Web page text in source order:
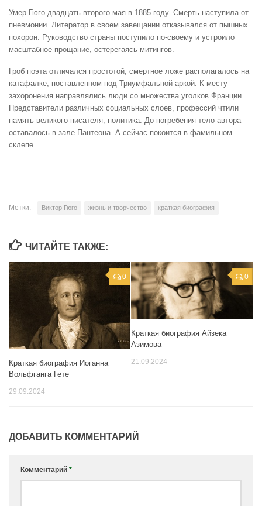
Умер Гюго двадцать второго мая в 1885 году. Смерть наступила от
пневмонии. Литератор в своем завещании отказывался от пышных
похорон. Руководство страны поступило по-своему и устроило
масштабное прощание, остерегаясь митингов.
Гроб поэта отличался простотой, смертное ложе располагалось на
катафалке, поставленном под Триумфальной аркой. К месту
захоронения направлялись люди со множества уголков Франции.
Представители различных социальных слоев, профессий чтили
память великого писателя, политика. До погребения тело автора
оставалось в зале Пантеона. А сейчас покоится в фамильном
склепе.
Метки: Виктор Гюго жизнь и творчество краткая биография
ЧИТАЙТЕ ТАКЖЕ:
0
Краткая биография Иоганна
Вольфганга Гете
29.09.2024
0
Краткая биография Айзека
Азимова
21.09.2024
ДОБАВИТЬ КОММЕНТАРИЙ
Комментарий *